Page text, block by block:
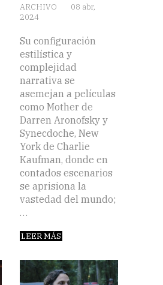
ARCHIVO
08 abr,
2024
Su configuración
estilística y
complejidad
narrativa se
asemejan a películas
como Mother de
Darren Aronofsky y
Synecdoche, New
York de Charlie
Kaufman, donde en
contados escenarios
se aprisiona la
vastedad del mundo;
…
LEER MÁS